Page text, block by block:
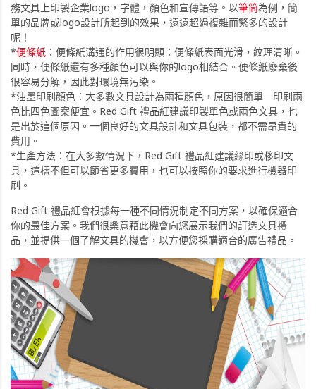
務文具上印製企業logo，字體，顏色和宣傳語等。以筆筒為例，簡
單的品牌或logo設計所起到的效果，遠遠超過複雜而繁多的設計
呢！
*便條紙 ：便條紙溝通的作用很明顯：便條紙表面光滑，紋理清晰。
同時，便條紙還有多種顏色可以與你的logo相結合。便條紙廢棄後
很容易分解，因此對環境無污染。
*油墨印刷顏色：大多數文具設計為兩種顏色，原因很簡單－印刷兩
色比四色圖案便宜。Red Gift 禮品紅建議印製單色或兩色文具，也
是出於這個原因。一個良好的文具設計和文具包裝，都不需昂貴的
費用。
*生產方法：在大多數情況下，Red Gift 禮品紅建議絲印或移印文
具，這樣不但可以節省更多費用，也可以按照你的要求進行機器印
刷。
Red Gift 禮品紅會根據每一種不同情況制定不同方案，以確保適合
你的最佳方案。我們很樂意藉此機會向您展示我們的訂造文具禮
品，並提供一個了解文具的機會，以方便您採購適合的廣告禮品。